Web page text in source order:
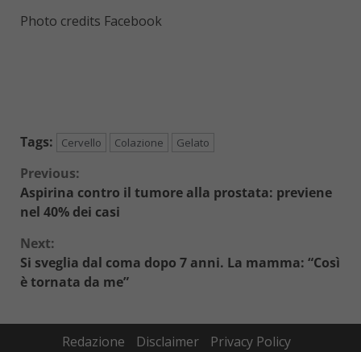
Photo credits Facebook
Tags: Cervello Colazione Gelato
Continue
Reading
Previous:
Aspirina contro il tumore alla prostata: previene
nel 40% dei casi
Next:
Si sveglia dal coma dopo 7 anni. La mamma: “Così
è tornata da me”
Redazione Disclaimer Privacy Policy